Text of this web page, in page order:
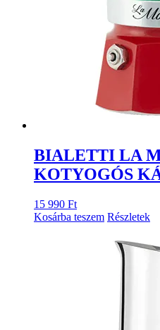
BIALETTI LA
KOTYOGÓS
15 990 Ft
Kosárba teszem Részletek